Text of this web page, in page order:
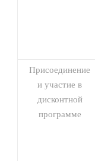
Присоединение
и участие в
дисконтной
программе